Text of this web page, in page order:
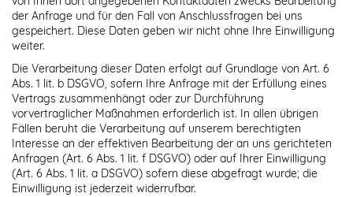
der Anfrage und für den Fall von Anschlussfragen bei uns
gespeichert. Diese Daten geben wir nicht ohne Ihre Einwilligung
weiter.
Die Verarbeitung dieser Daten erfolgt auf Grundlage von Art. 6
Abs. 1 lit. b DSGVO, sofern Ihre Anfrage mit der Erfüllung eines
Vertrags zusammenhängt oder zur Durchführung
vorvertraglicher Maßnahmen erforderlich ist. In allen übrigen
Fällen beruht die Verarbeitung auf unserem berechtigten
Interesse an der effektiven Bearbeitung der an uns gerichteten
Anfragen (Art. 6 Abs. 1 lit. f DSGVO) oder auf Ihrer Einwilligung
(Art. 6 Abs. 1 lit. a DSGVO) sofern diese abgefragt wurde; die
Einwilligung ist jederzeit widerrufbar.